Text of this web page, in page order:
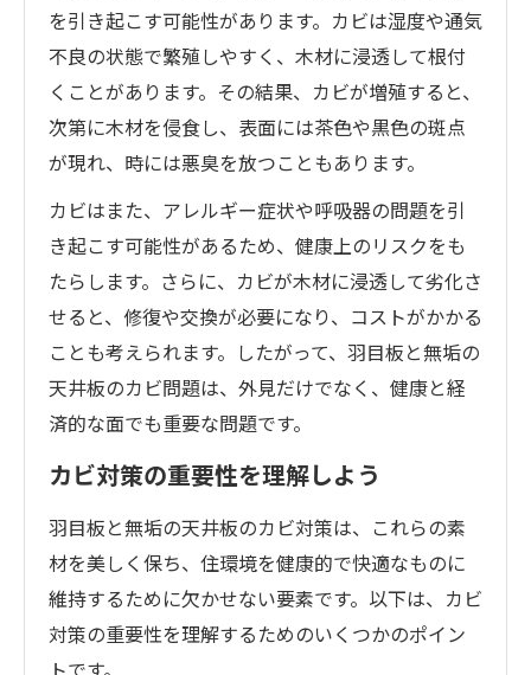
を引き起こす可能性があります。カビは湿度や通気
不良の状態で繁殖しやすく、木材に浸透して根付
くことがあります。その結果、カビが増殖すると、
次第に木材を侵食し、表面には茶色や黒色の斑点
が現れ、時には悪臭を放つこともあります。
カビはまた、アレルギー症状や呼吸器の問題を引
き起こす可能性があるため、健康上のリスクをも
たらします。さらに、カビが木材に浸透して劣化さ
せると、修復や交換が必要になり、コストがかかる
ことも考えられます。したがって、羽目板と無垢の
天井板のカビ問題は、外見だけでなく、健康と経
済的な面でも重要な問題です。
カビ対策の重要性を理解しよう
羽目板と無垢の天井板のカビ対策は、これらの素
材を美しく保ち、住環境を健康的で快適なものに
維持するために欠かせない要素です。以下は、カビ
対策の重要性を理解するためのいくつかのポイン
トです。